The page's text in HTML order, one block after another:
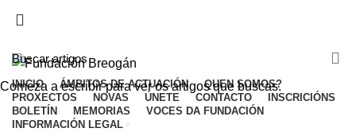
INICIO ÁMBITOS DE ACTUACIÓN
QUEN SOMOS?
PROXECTOS
NOVAS ÚNETE CONTACTO
INSCRICIÓNS
BOLETÍN
MEMORIAS
VOCES DA FUNDACIÓN
INFORMACIÓN LEGAL
Comeza a escribir para ver os artigos que buscas.